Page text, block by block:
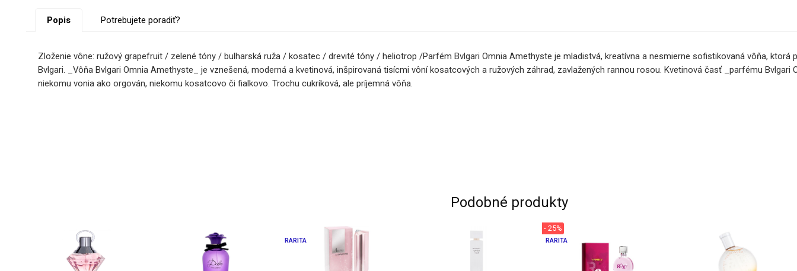
Popis Potrebujete poradiť?
Zloženie vône: ružový grapefruit / zelené tóny / bulharská ruža / kosatec / drevité tóny / heliotrop /Parfém Bvlgari Omnia Amethyste je mladistvá, kreatívna a nesmierne sofistikovaná vôňa, ktorá
Bvlgari. _Vôňa Bvlgari Omnia Amethyste_ je vznešená, moderná a kvetinová, inšpirovaná tisícmi vôní kosatcových a ružových záhrad, zavlažených rannou rosou. Kvetinová časť _parfému
niekomu vonia ako orgován, niekomu kosatcovo či fialkovo. Trochu cukríková, ale príjemná vôňa.
Podobné produkty
RARITA RARITA
- 25%